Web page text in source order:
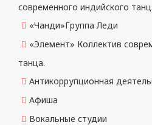
современного индийского
«Чанди»Группа Леди
«Элемент» Коллектив
танца.
Антикоррупционная
Афиша
Вокальные студии